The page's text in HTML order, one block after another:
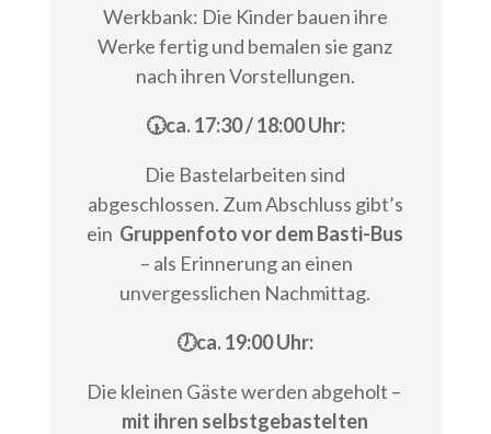
Werkbank: Die Kinder bauen ihre
Werke fertig und bemalen sie ganz
nach ihren Vorstellungen.
🕠ca. 17:30 / 18:00 Uhr:
Die Bastelarbeiten sind
abgeschlossen. Zum Abschluss gibt’s
ein Gruppenfoto vor dem Basti-Bus
– als Erinnerung an einen
unvergesslichen Nachmittag.
🕖ca. 19:00 Uhr:
Die kleinen Gäste werden abgeholt –
mit ihren selbstgebastelten